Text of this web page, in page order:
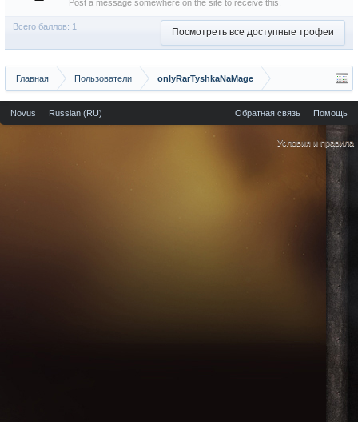
Post a message somewhere on the site to receive this.
Всего баллов: 1 Посмотреть все доступные трофеи
Главная Пользователи onlyRarTyshkaNaMage
Novus Russian (RU) Обратная связь Помощь
Условия и правила